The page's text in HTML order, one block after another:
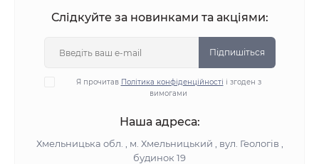
Слідкуйте за новинками та акціями:
Підпишіться
Я прочитав Політика конфіденційності і згоден з
вимогами
Наша адреса:
Хмельницька обл. , м. Хмельницький , вул. Геологів ,
будинок 19